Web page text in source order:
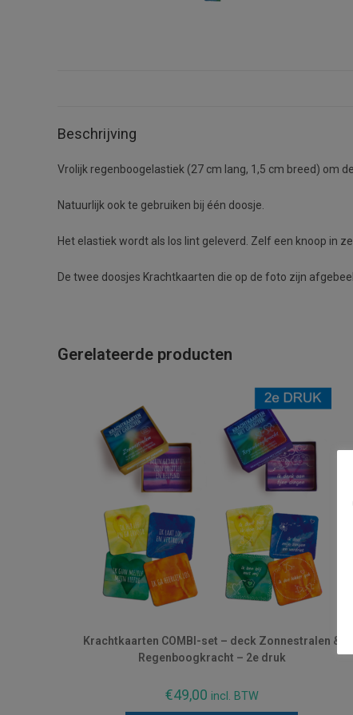
Beschrijving
Vrolijk regenboogelastiek (27 cm lang, 1,5 cm breed) om
Natuurlijk ook te gebruiken bij één doosje.
Het elastiek wordt als los lint geleverd. Zelf een knoop in
De twee doosjes Krachtkaarten die op de foto zijn
Gerelateerde producten
Krachtkaarten COMBI-set – deck Zonnestralen &
Regenboogkracht – 2e druk
€49,00 incl. BTW